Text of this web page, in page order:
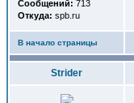
Сообщений: 713
Откуда: spb.ru
В начало страницы
Strider